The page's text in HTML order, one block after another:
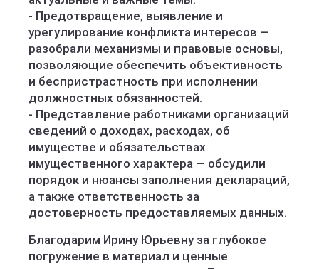
- Предотвращение, выявление и
урегулирование конфликта интересов —
разобрали механизмы и правовые основы,
позволяющие обеспечить объективность
и беспристрастность при исполнении
должностных обязанностей.
- Представление работниками организаций
сведений о доходах, расходах, об
имуществе и обязательствах
имущественного характера — обсудили
порядок и нюансы заполнения деклараций,
а также ответственность за
достоверность предоставляемых данных.
Благодарим Ирину Юрьевну за глубокое
погружение в материал и ценные